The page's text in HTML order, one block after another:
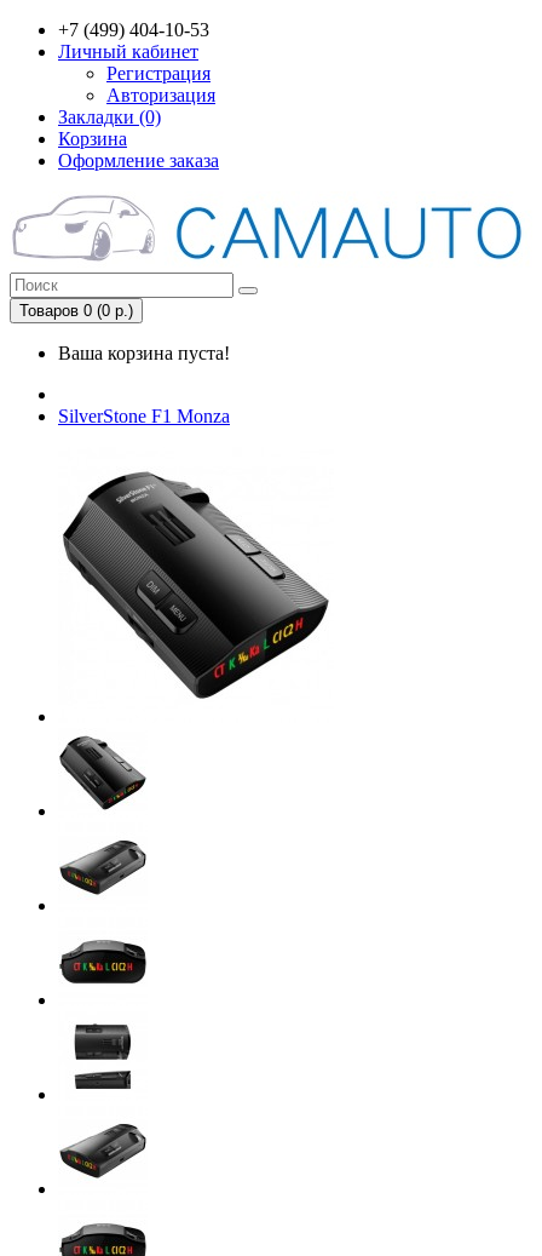
+7 (499) 404-10-53
Личный кабинет
Регистрация
Авторизация
Закладки (0)
Корзина
Оформление заказа
Товаров 0 (0 р.)
Ваша корзина пуста!
SilverStone F1 Monza